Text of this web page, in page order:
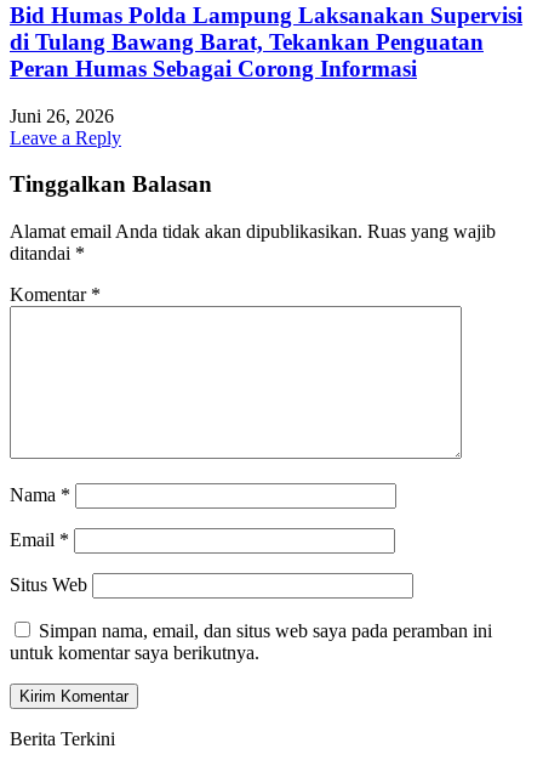
Bid Humas Polda Lampung Laksanakan Supervisi
di Tulang Bawang Barat, Tekankan Penguatan
Peran Humas Sebagai Corong Informasi
Juni 26, 2026
Leave a Reply
Tinggalkan Balasan
Alamat email Anda tidak akan dipublikasikan. Ruas yang wajib
ditandai *
Komentar *
Nama *
Email *
Situs Web
Simpan nama, email, dan situs web saya pada peramban ini
untuk komentar saya berikutnya.
Berita Terkini